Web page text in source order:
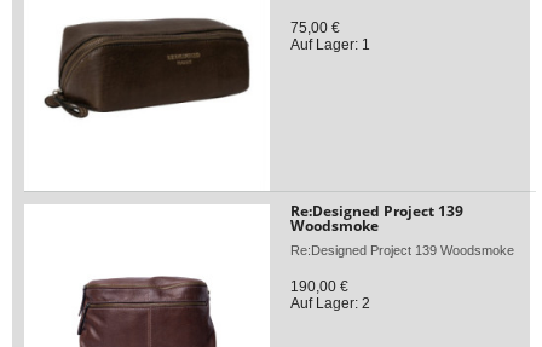
75,00 €
Auf Lager: 1
Re:Designed Project 139
Woodsmoke
Re:Designed Project 139 Woodsmoke
190,00 €
Auf Lager: 2